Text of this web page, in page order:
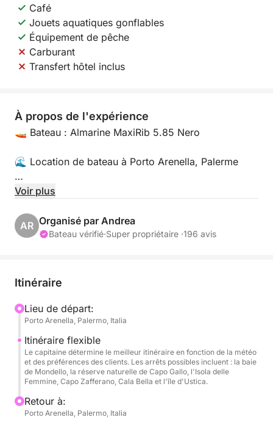
Café
Jouets aquatiques gonflables
Équipement de pêche
Carburant
Transfert hôtel inclus
À propos de l'expérience
🚤 Bateau : Almarine MaxiRib 5.85 Nero
🌊 Location de bateau à Porto Arenella, Palerme
📍 Adresse :
Porto Arenella - Molo Foraneo Scalo Nuovo, Piazza
Tonnara, Palerme 90142
• Bluetooth pour la musique et les communications
• Sièges confortables
• Taud de soleil
• Échelle de bain
Voir plus
AR Organisé par Andrea
Bateau vérifié·Super propriétaire ·196 avis
Itinéraire
Lieu de départ:
Porto Arenella, Palermo, Italia
Itinéraire flexible
Le capitaine détermine le meilleur itinéraire en fonction de la météo
et des préférences des clients. Les arrêts possibles incluent : la baie
de Mondello, la réserve naturelle de Capo Gallo, l'Isola delle
Femmine, Capo Zafferano, Cala Bella et l'île d'Ustica.
Retour à:
Porto Arenella, Palermo, Italia